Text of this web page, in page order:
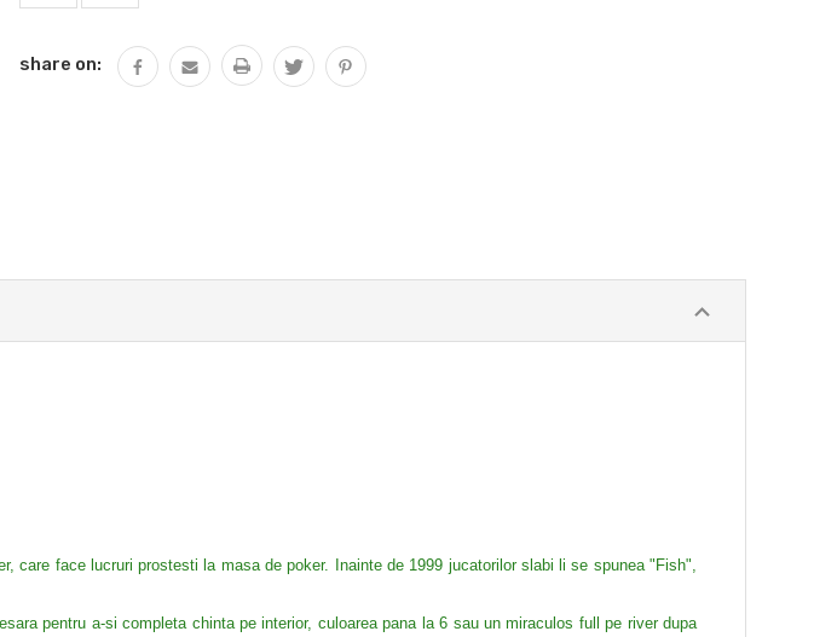
share on:
care face lucruri prostesti la masa de poker. Inainte de 1999 jucatorilor slabi li se spunea "Fish",
pentru a-si completa chinta pe interior, culoarea pana la 6 sau un miraculos full pe river dupa